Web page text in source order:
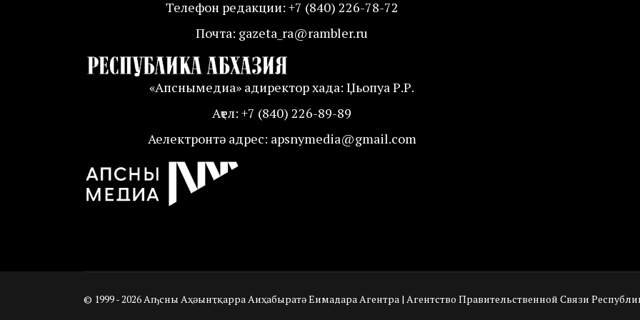
Телефон редакции: +7 (840) 226-78-72
Почта: gazeta_ra@rambler.ru
«Апснымедиа» адиректор хада: Џьопуа Р.Р.
Аҭел: +7 (840) 226-89-89
Аелектронтә адрес: apsnymedia@gmail.com
© 1999 - 2026 Аҧсны Аҳәынҭқарра Аиҳабыратә Еимадара Агентра | Агентство Правительственной Связи